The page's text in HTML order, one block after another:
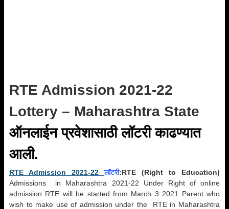
RTE Admission 2021-22
Lottery – Maharashtra State
ऑनलाईन प्रवेशासाठी लॉटरी काढण्यात
आली.
RTE Admission 2021-22लॉटरी:RTE (Right to Education)
Admissions in Maharashtra 2021-22 Under Right of online
admission RTE will be started from March 3 2021 Parent who
wish to make use of admission under the RTE in Maharashtra